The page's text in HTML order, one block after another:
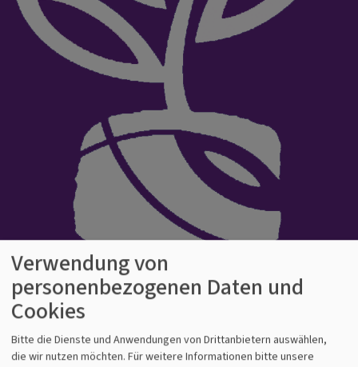
Evangelisch-Lutherisches Dekanat
Bamberg
Kirche auf gutem Grund
Hauptnavigation
Verwendung von
personenbezogenen Daten und
Cookies
Bitte die Dienste und Anwendungen von Drittanbietern auswählen,
die wir nutzen möchten. Für weitere Informationen bitte unsere